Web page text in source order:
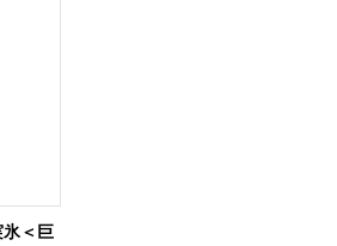
＜巨